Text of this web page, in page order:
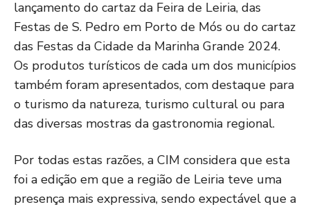
lançamento do cartaz da Feira de Leiria, das
Festas de S. Pedro em Porto de Mós ou do cartaz
das Festas da Cidade da Marinha Grande 2024.
Os produtos turísticos de cada um dos municípios
também foram apresentados, com destaque para
o turismo da natureza, turismo cultural ou para
das diversas mostras da gastronomia regional.
Por todas estas razões, a CIM considera que esta
foi a edição em que a região de Leiria teve uma
presença mais expressiva, sendo expectável que a